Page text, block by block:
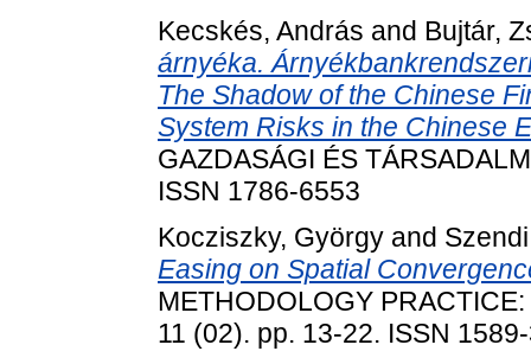
Kecskés, András and Bujtár,
árnyéka.
The Shadow of the Chinese
System Risks in the Chinese
GAZDASÁGI ÉS
ISSN 1786-6553
Kocziszky, György and
Easing on Spatial
METHODOLOGY
11 (02). pp. 13-22. ISSN